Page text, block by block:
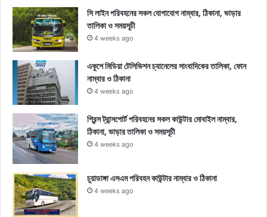
সি লাইন পরিবহনের সকল যোগাযোগ নাম্বার, ঠিকানা, ভাড়ার
তালিকা ও সময়সূচী
4 weeks ago
একুশে মিডিয়া টেলিভিশন চ্যানেলের সাংবাদিকের তালিকা, ফোন
নাম্বার ও ঠিকানা
4 weeks ago
প্রিন্স ট্রান্সপোর্ট পরিবহনের সকল কাউন্টার মোবাইল নাম্বার,
ঠিকানা, ভাড়ার তালিকা ও সময়সূচী
4 weeks ago
চুয়াডাঙ্গা এসএম পরিবহন কাউন্টার নাম্বার ও ঠিকানা
4 weeks ago